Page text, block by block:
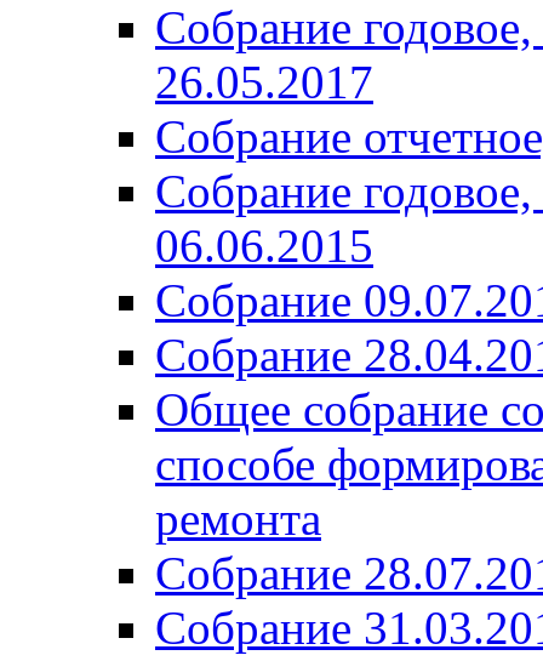
Собрание
26.05.2017
Собрание
Собрание
06.06.2015
Собрание
Собрание
Общее собрание
способе
ремонта
Собрание
Собрание